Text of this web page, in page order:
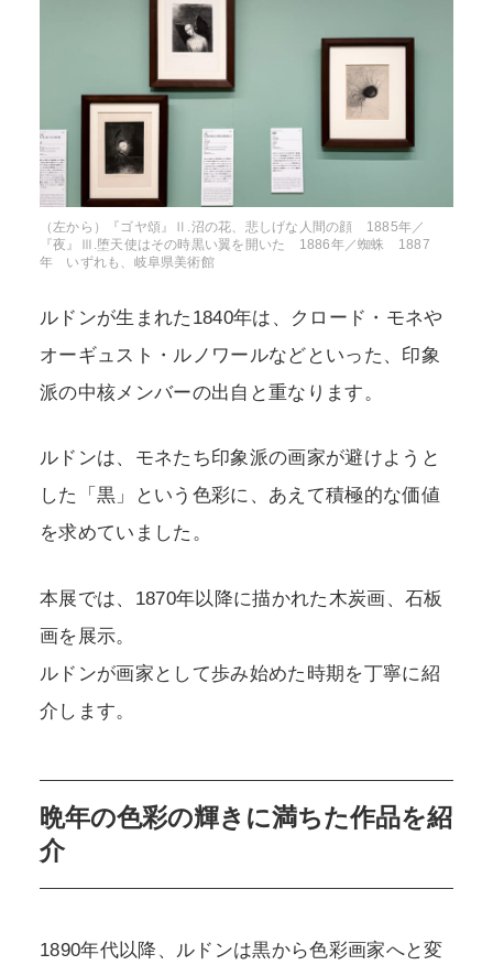
（左から）『ゴヤ頌』Ⅱ.沼の花、悲しげな人間の顔 1885年／
『夜』Ⅲ.堕天使はその時黒い翼を開いた 1886年／蜘蛛 1887
年 いずれも、岐阜県美術館
ルドンが生まれた1840年は、クロード・モネや
オーギュスト・ルノワールなどといった、印象
派の中核メンバーの出自と重なります。
ルドンは、モネたち印象派の画家が避けようと
した「黒」という色彩に、あえて積極的な価値
を求めていました。
本展では、1870年以降に描かれた木炭画、石板
画を展示。
ルドンが画家として歩み始めた時期を丁寧に紹
介します。
晩年の色彩の輝きに満ちた作品を紹
介
1890年代以降、ルドンは黒から色彩画家へと変